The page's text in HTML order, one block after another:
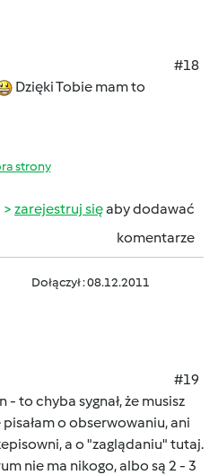
#18
Dzięki Tobie mam to
strony
zarejestruj sięaby dodawać
komentarze
Dołączył : 08.12.2011
#19
- to chyba sygnał, że musisz
o obserwowaniu, ani
a o "zaglądaniu" tutaj.
nie ma nikogo, albo są 2 - 3